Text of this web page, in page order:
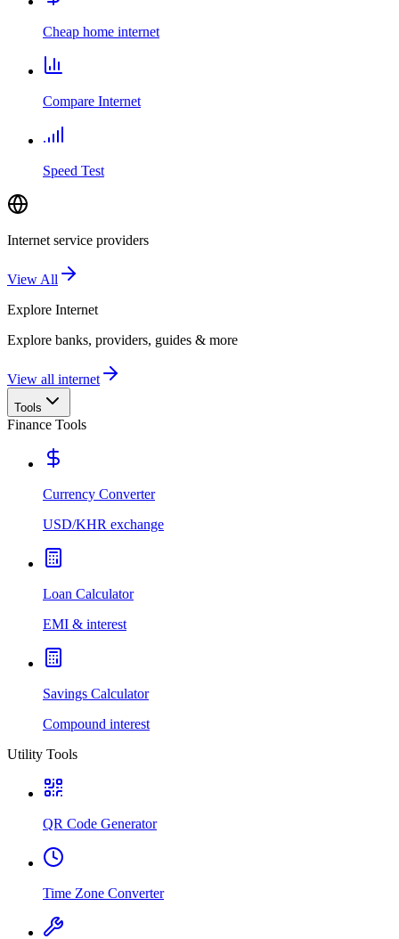
Cheap home internet
Compare Internet
Speed Test
Internet service providers
View All
Explore Internet
Explore banks, providers, guides & more
View all internet
Tools
Finance Tools
Currency Converter
USD/KHR exchange
Loan Calculator
EMI & interest
Savings Calculator
Compound interest
Utility Tools
QR Code Generator
Time Zone Converter